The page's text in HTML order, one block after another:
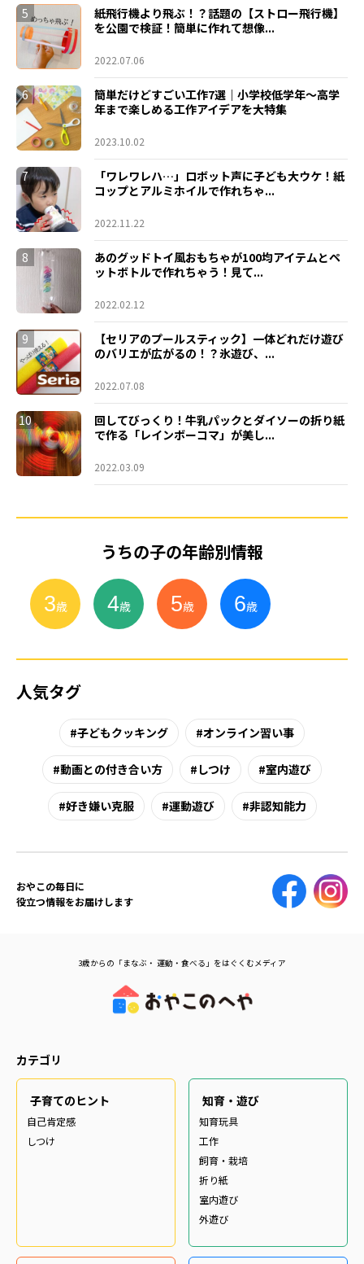
5
紙飛行機より飛ぶ！？話題の【ストロー飛行機】
を公園で検証！簡単に作れて想像...
2022.07.06
6
簡単だけどすごい工作7選｜小学校低学年〜高学
年まで楽しめる工作アイデアを大特集
2023.10.02
7
「ワレワレハ…」ロボット声に子ども大ウケ！紙
コップとアルミホイルで作れちゃ...
2022.11.22
8
あのグッドトイ風おもちゃが100均アイテムとペ
ットボトルで作れちゃう！見て...
2022.02.12
9
【セリアのプールスティック】一体どれだけ遊び
のバリエが広がるの！？氷遊び、...
2022.07.08
10
回してびっくり！牛乳パックとダイソーの折り紙
で作る「レインボーコマ」が美し...
2022.03.09
うちの子の年齢別情報
3歳 4歳 5歳 6歳
人気タグ
子どもクッキング オンライン習い事
動画との付き合い方 しつけ 室内遊び
好き嫌い克服 運動遊び 非認知能力
おやこの毎日に
役立つ情報をお届けします
3歳からの「まなぶ・ 運動・食べる」をはぐくむメディア
カテゴリ
子育てのヒント
自己肯定感
しつけ
知育・遊び
知育玩具
工作
飼育・栽培
折り紙
室内遊び
外遊び